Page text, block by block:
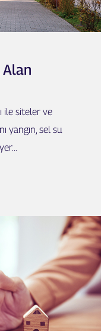
ile siteler ve
yangın, sel su